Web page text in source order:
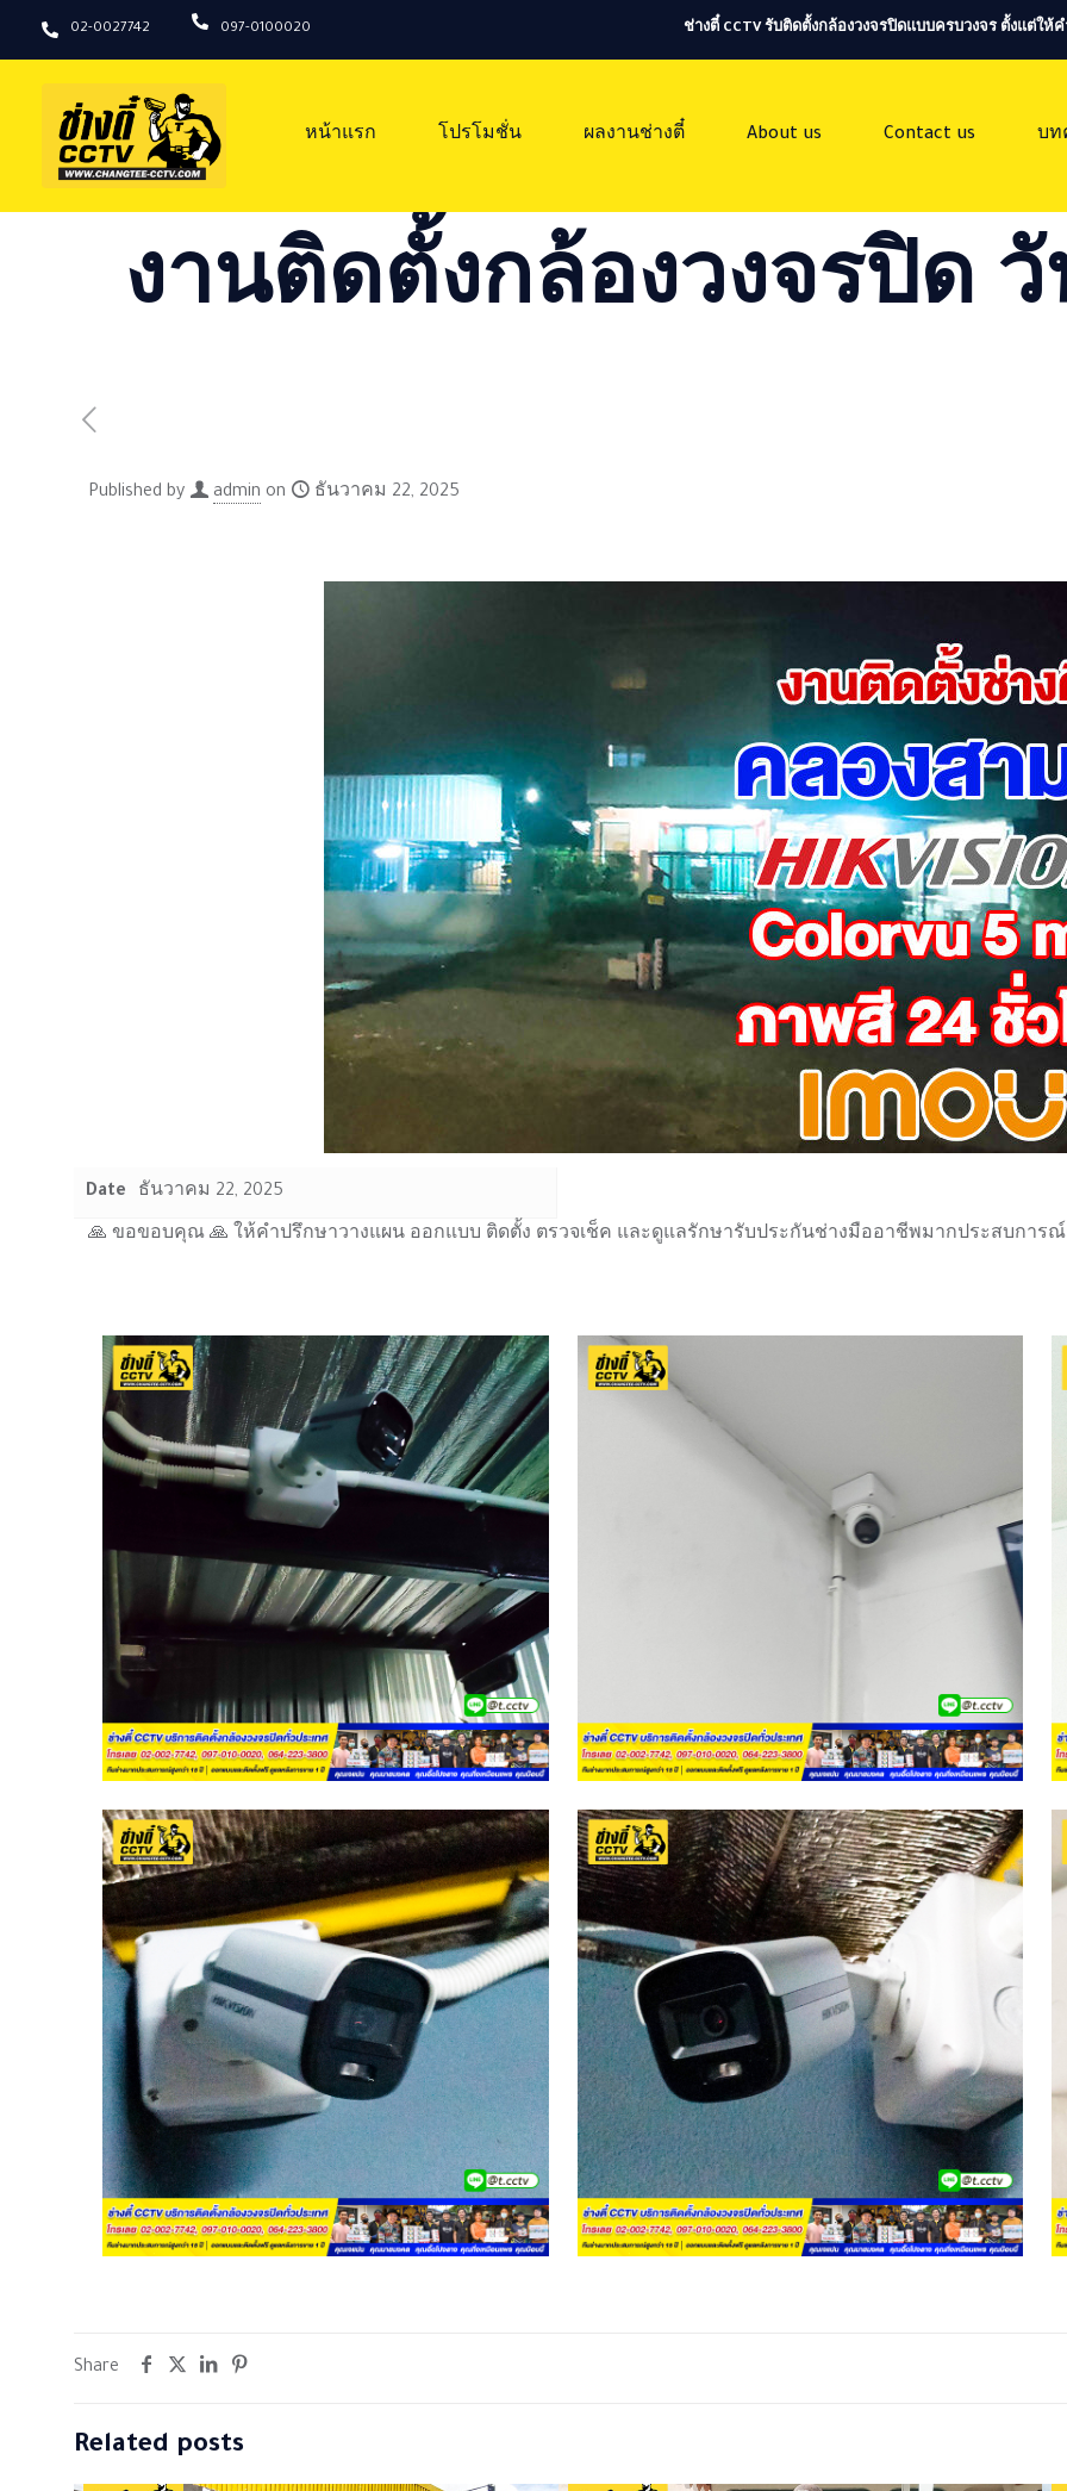
02-0027742 097-0100020 ช่างตี๋ CCTV รับติดตั้งกล้องวงจรปิดแบบครบวงจร ตั้งแต่
หน้าแรก โปรโมชั่น ผลงานช่างตี๋ About us Contact us บท
งานติดตั้งกล้องวงจรปิด วั
Published by admin on ธันวาคม 22, 2025
Date ธันวาคม 22, 2025
🙏 ขอขอบคุณ 🙏 ให้คำปรึกษาวางแผน ออกแบบ ติดตั้ง ตรวจเช็ค และดูแลรักษารับประกันช่างมืออาชีพมากประสบการณ์
Share
Related posts